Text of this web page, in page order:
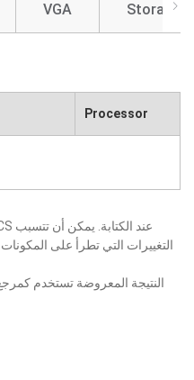
VGA Storage
Processor
التغييرات التي تطرأ على
النتيجة المعروضة تستخدم